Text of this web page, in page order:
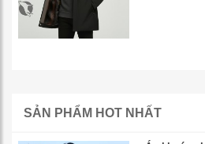
SẢN PHẨM HOT NHẤT